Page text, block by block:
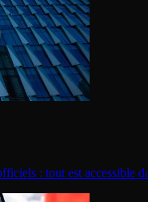
: tout est accessible